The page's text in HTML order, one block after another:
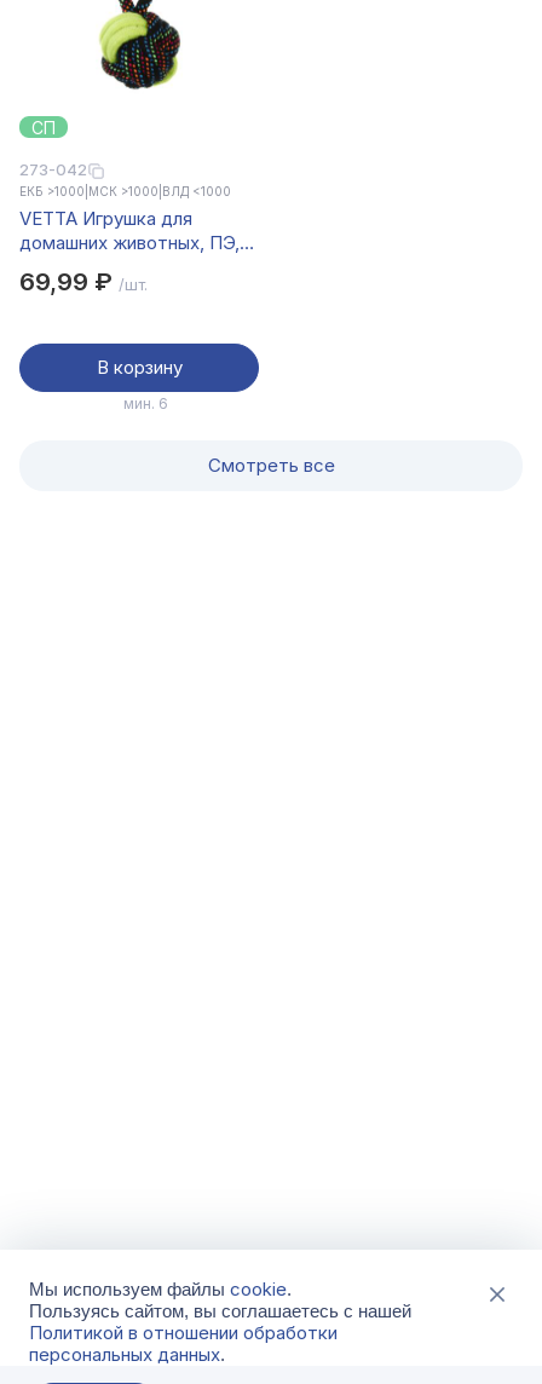
СП
273-042
ЕКБ >1000 МСК >1000 ВЛД <1000
VETTA Игрушка для
домашних животных, ПЭ,
69,99 ₽ /шт.
В корзину
мин. 6
Смотреть все
Мы используем файлы cookie.
Пользуясь сайтом, вы соглашаетесь с нашей
Политикой в отношении обработки
персональных данных.